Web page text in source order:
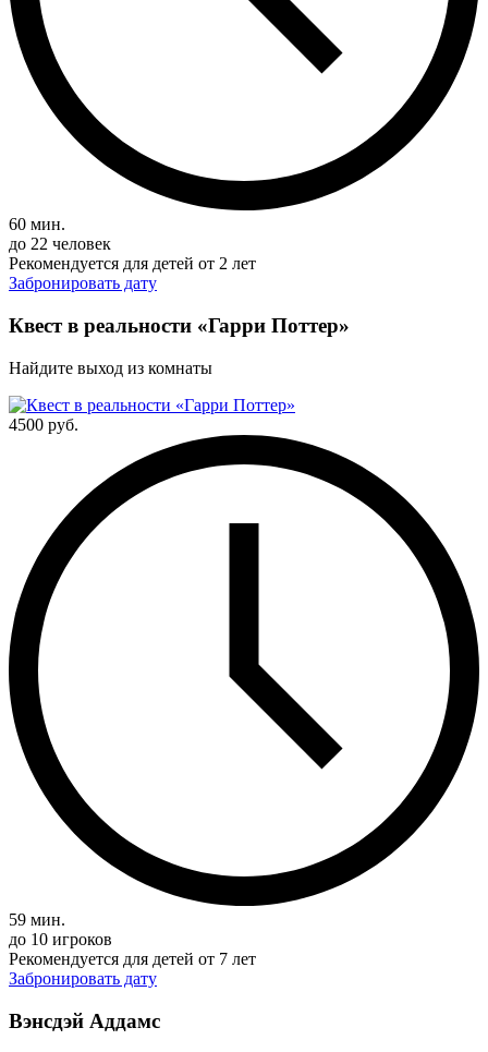
60 мин.
до 22 человек
Рекомендуется для детей от 2 лет
Забронировать дату
Квест в реальности «Гарри Поттер»
Найдите выход из комнаты
4500 руб.
59 мин.
до 10 игроков
Рекомендуется для детей от 7 лет
Забронировать дату
Вэнсдэй Аддамс